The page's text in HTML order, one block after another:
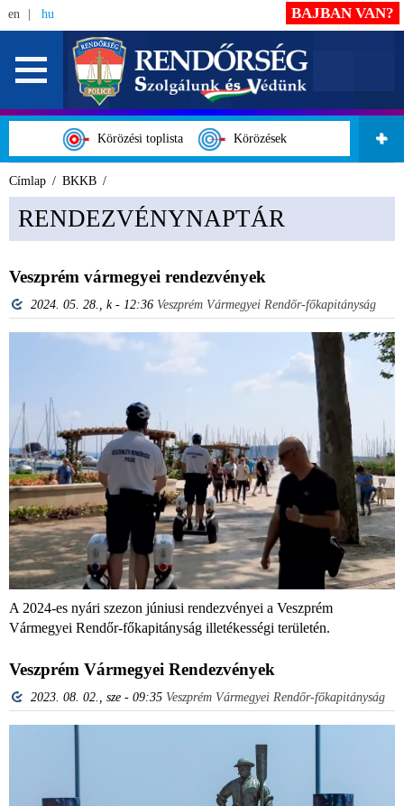
en hu
Körözési toplista Körözések
BAJBAN VAN?
Címlap BKKB
RENDEZVÉNYNAPTÁR
Veszprém vármegyei rendezvények
2024. 05. 28., k - 12:36 Veszprém Vármegyei Rendőr-főkapitányság
A 2024-es nyári szezon júniusi rendezvényei a Veszprém
Vármegyei Rendőr-főkapitányság illetékességi területén.
Veszprém Vármegyei Rendezvények
2023. 08. 02., sze - 09:35 Veszprém Vármegyei Rendőr-főkapitányság